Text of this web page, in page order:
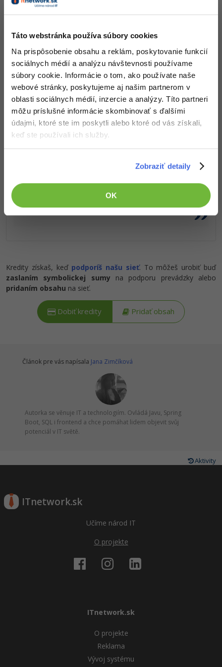
Táto webstránka používa súbory cookies
Na prispôsobenie obsahu a reklám, poskytovanie funkcií
sociálnych médií a analýzu návštevnosti používame
súbory cookie. Informácie o tom, ako používate naše
webové stránky, poskytujeme aj našim partnerom v
oblasti sociálnych médií, inzercie a analýzy. Títo partneri
môžu príslušné informácie skombinovať s ďalšími
údajmi, ktoré ste im poskytli alebo ktoré od vás získali,
keď ste používali ich služby.
Zobraziť detaily
OK
Adobe XD
Adobe InDesign -25%
Adobe After Effects
Blender -80%
Inkscape
Fotografovanie -80%
Čo od nás v ďalších lekciách dostaneš?
Prístup k jednotlivým lekciám podľa spôsobu
Kvalitné znalostiv oblasti IT.
Zručnosti, ktoré ti pomôžu získať vysnívanú a
dobre platenú prácu.
Popis článku
Riešené úlohy kurzu základov WordPress na
tému základné nastavenia WordPress webu.
Kredity získaš, keď podporíš našu sieť. To môžeš urobiť buď
zaslaním symbolickej sumy na podporu prevádzky alebo
pridaním obsahu na sieť.
Dobiť kredity Pridať obsah
Článok pre vás napísala Jana Zimčíková
Autorka se věnuje IT a technologiím. Ovládá Javu, Spring
Boot, SQL i frontend a chce pomáhat lidem objevit svůj
potenciál v IT světě.
Aktivity
ITnetwork.sk
Učíme národ IT
O projekte
ITnetwork.sk
O projekte
Reklama
Vývoj systému